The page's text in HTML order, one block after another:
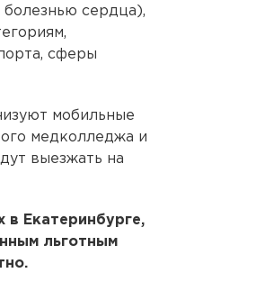
сердца),
сферы
мобильные
медколледжа и
выезжать на
в Екатеринбурге,
льготным